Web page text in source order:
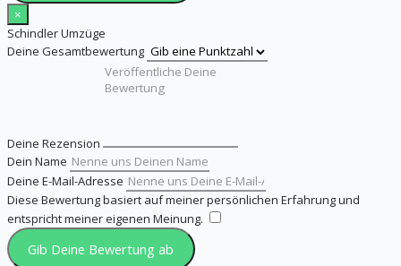
×
Schindler Umzüge
Deine Gesamtbewertung
Deine Rezension
Dein Name
Deine E-Mail-Adresse
Diese Bewertung basiert auf meiner persönlichen Erfahrung und
entspricht meiner eigenen Meinung.
Gib Deine Bewertung ab